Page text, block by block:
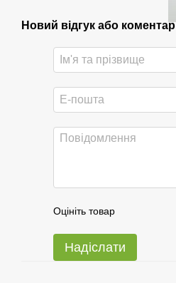
Новий відгук або коментар
Оцініть товар
Надіслати